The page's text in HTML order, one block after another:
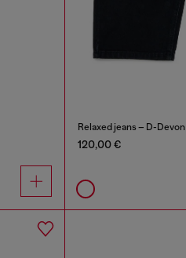
Relaxed jeans – D-Devon
120,00 €